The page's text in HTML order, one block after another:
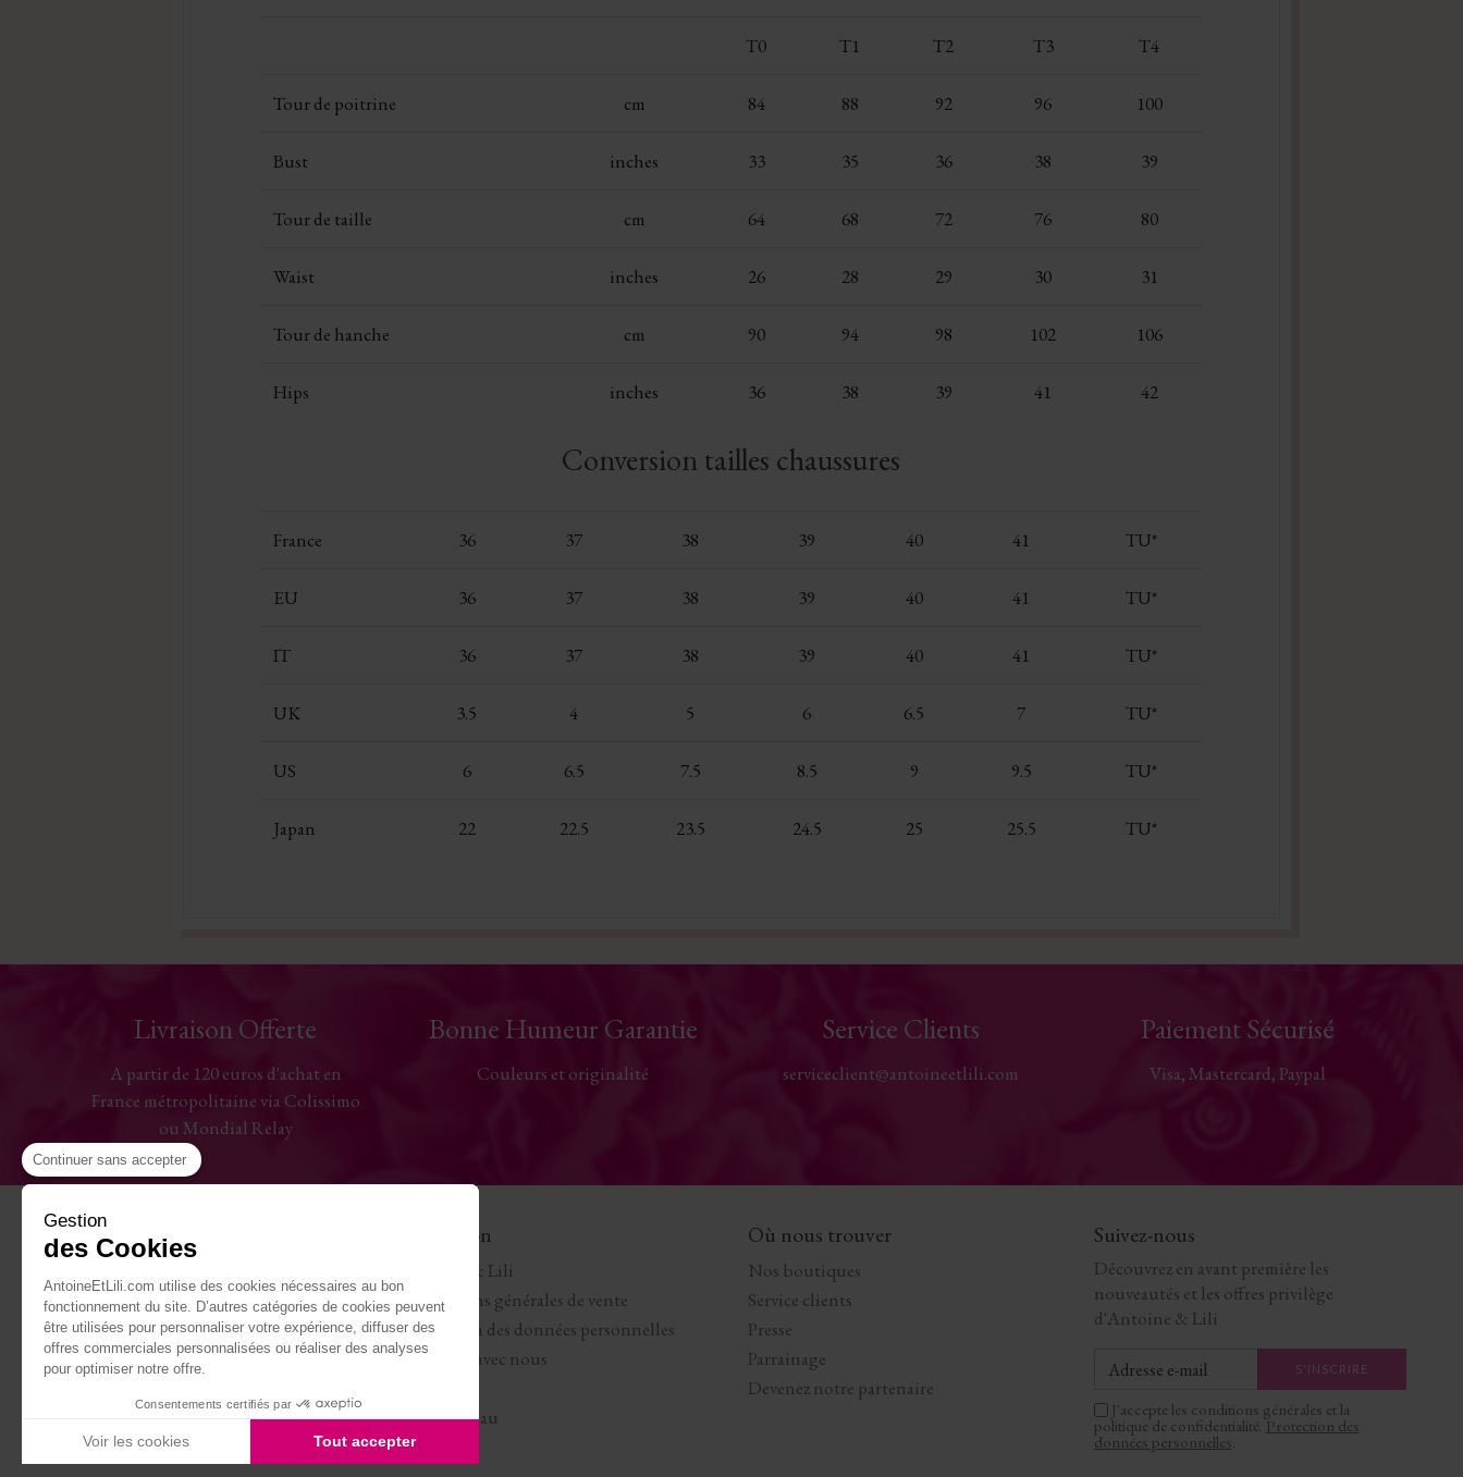
T0 T1 T2 T3 T4
Tour de poitrine cm 84 88 92 96 100
Bust inches 33 35 36 38 39
Tour de taille cm 64 68 72 76 80
Waist inches 26 28 29 30 31
Tour de hanche cm 90 94 98 102 106
Hips inches 36 38 39 41 42
Conversion tailles chaussures
France 36 37 38 39 40 41 TU*
EU 36 37 38 39 40 41 TU*
IT 36 37 38 39 40 41 TU*
UK 3.5 4 5 6 6.5 7 TU*
US 6 6.5 7.5 8.5 9 9.5 TU*
Japan 22 22.5 23.5 24.5 25 25.5 TU*
Livraison Offerte
A partir de 120 euros d'achat en
France métropolitaine via Colissimo
ou Mondial Relay
Bonne Humeur Garantie
Couleurs et originalité
Service Clients
serviceclient@antoineetlili.com
Paiement Sécurisé
Visa, Mastercard, Paypal
Aide
Guide des tailles
Livraisons
Retours et remboursement
La Maison
Antoine & Lili
Conditions générales de vente
Protection des données personnelles
Travaillez avec nous
Carte cadeau
Où nous trouver
Nos boutiques
Service clients
Presse
Parrainage
Devenez notre partenaire
Suivez-nous
Découvrez en avant première les
nouveautés et les offres privilège
d'Antoine & Lili
J'accepte les conditions générales et la
politique de confidentialité.Protection des
données personnelles.
Continuer sans accepter
Gestion
des Cookies
AntoineEtLili.com utilise des cookies nécessaires au bon
fonctionnement du site. D’autres catégories de cookies peuvent
être utilisées pour personnaliser votre expérience, diffuser des
offres commerciales personnalisées ou réaliser des analyses
pour optimiser notre offre.
Consentements certifiés par
Voir les cookies Tout accepter